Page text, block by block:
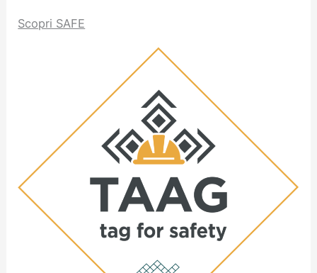
Scopri SAFE